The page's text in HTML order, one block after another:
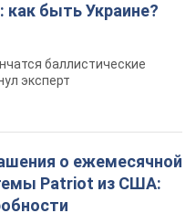
как быть Украине?
баллистические
эксперт
о ежемесячной
Patriot из США: